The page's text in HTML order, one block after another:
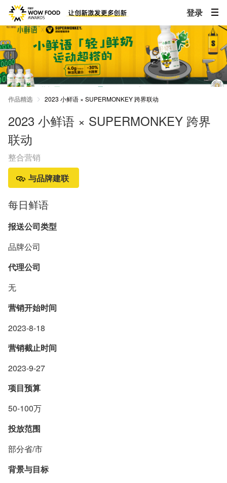
登录
作品精选 2023 小鲜语 × SUPERMONKEY 跨界联动
2023 小鲜语 × SUPERMONKEY 跨界
联动
整合营销
与品牌建联
每日鲜语
报送公司类型
品牌公司
代理公司
无
营销开始时间
2023-8-18
营销截止时间
2023-9-27
项目预算
50-100万
投放范围
部分省/市
背景与目标